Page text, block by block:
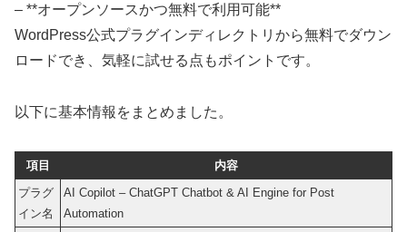
– **オープンソースかつ無料で利用可能**
WordPress公式プラグインディレクトリから無料でダウン
ロードでき、気軽に試せる点もポイントです。
以下に基本情報をまとめました。
項目
内容
プラグ
イン名
AI Copilot – ChatGPT Chatbot & AI Engine for Post
Automation